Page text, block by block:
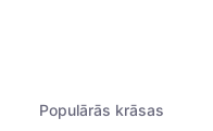
Populārās krāsas